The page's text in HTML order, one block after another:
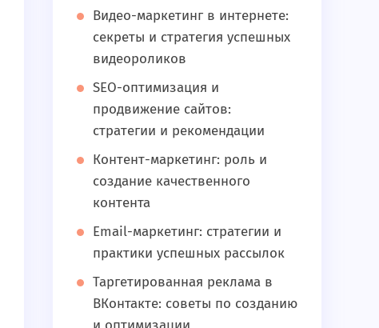
Видео-маркетинг в интернете:
секреты и стратегия успешных
видеороликов
SEO-оптимизация и
продвижение сайтов:
стратегии и рекомендации
Контент-маркетинг: роль и
создание качественного
контента
Email-маркетинг: стратегии и
практики успешных рассылок
Таргетированная реклама в
ВКонтакте: советы по созданию